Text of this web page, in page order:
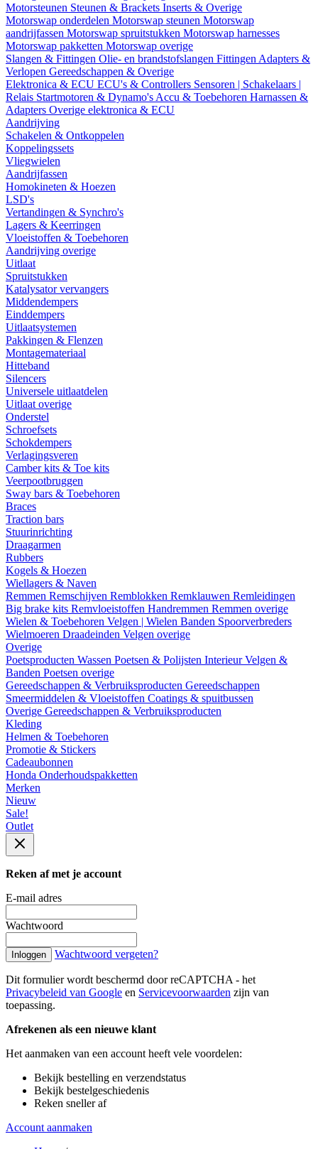
Motorsteunen Steunen & Brackets Inserts & Overige
Motorswap onderdelen Motorswap steunen Motorswap
aandrijfassen Motorswap spruitstukken Motorswap harnesses
Motorswap pakketten Motorswap overige
Slangen & Fittingen Olie- en brandstofslangen Fittingen Adapters &
Verlopen Gereedschappen & Overige
Elektronica & ECU ECU's & Controllers Sensoren | Schakelaars |
Relais Startmotoren & Dynamo's Accu & Toebehoren Harnassen &
Adapters Overige elektronica & ECU
Aandrijving
Schakelen & Ontkoppelen
Koppelingssets
Vliegwielen
Aandrijfassen
Homokineten & Hoezen
LSD's
Vertandingen & Synchro's
Lagers & Keerringen
Vloeistoffen & Toebehoren
Aandrijving overige
Uitlaat
Spruitstukken
Katalysator vervangers
Middendempers
Einddempers
Uitlaatsystemen
Pakkingen & Flenzen
Montagemateriaal
Hitteband
Silencers
Universele uitlaatdelen
Uitlaat overige
Onderstel
Schroefsets
Schokdempers
Verlagingsveren
Camber kits & Toe kits
Veerpootbruggen
Sway bars & Toebehoren
Braces
Traction bars
Stuurinrichting
Draagarmen
Rubbers
Kogels & Hoezen
Wiellagers & Naven
Remmen Remschijven Remblokken Remklauwen Remleidingen
Big brake kits Remvloeistoffen Handremmen Remmen overige
Wielen & Toebehoren Velgen | Wielen Banden Spoorverbreders
Wielmoeren Draadeinden Velgen overige
Overige
Poetsproducten Wassen Poetsen & Polijsten InterieurVelgen &
Banden Poetsen overige
Gereedschappen & Verbruiksproducten Gereedschappen
Smeermiddelen & Vloeistoffen Coatings & spuitbussen
Overige Gereedschappen & Verbruiksproducten
Kleding
Helmen & Toebehoren
Promotie & Stickers
Cadeaubonnen
Honda Onderhoudspakketten
Merken
Nieuw
Sale!
Outlet
Reken af met je account
E-mail adres
Wachtwoord
Inloggen Wachtwoord vergeten?
Dit formulier wordt beschermd door reCAPTCHA - het
Privacybeleid van Google en Servicevoorwaarden zijn van
toepassing.
Afrekenen als een nieuwe klant
Het aanmaken van een account heeft vele voordelen:
Bekijk bestelling en verzendstatus
Bekijk bestelgeschiedenis
Reken sneller af
Account aanmaken